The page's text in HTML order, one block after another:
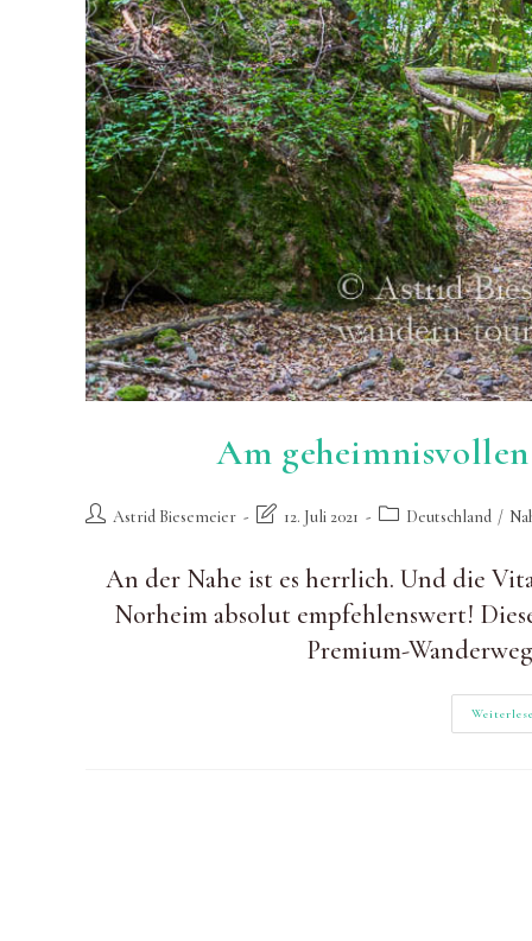
Am
Beitrags-Astrid Biesemeier
Beitrag
geändert
am:
12. Juli 2021
Beitrags-Deutschland /
An der Nahe ist es herrlich. Und die
Norheim absolut empfehlenswert!
Premium-